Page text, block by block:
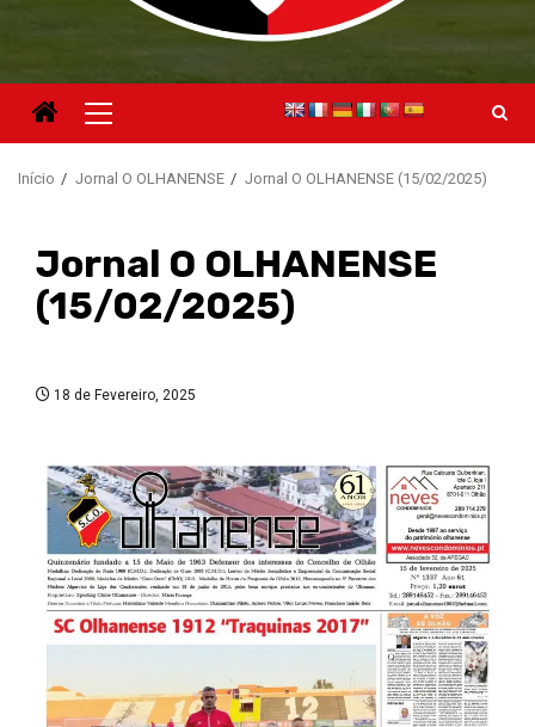
Menu
principal
Início Jornal O OLHANENSE Jornal O OLHANENSE (15/02/2025)
Jornal O OLHANENSE
(15/02/2025)
18 de Fevereiro, 2025